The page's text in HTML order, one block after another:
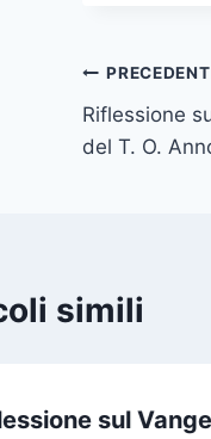
Riflessione
del T. O.
simili
sul